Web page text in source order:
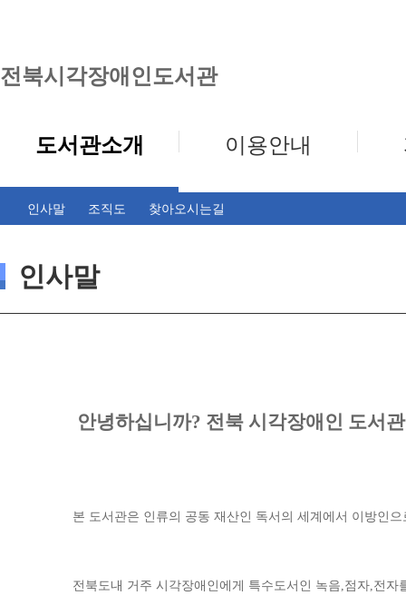
전북시각장애인도서관
도서관소개
인사말 조직도 찾아오시는길
이용안내
인사말
안녕하십니까? 전북 시각장애인 도서
본 도서관은 인류의 공동 재산인 독서의 세계에서 이방인
전북도내 거주 시각장애인에게 특수도서인 녹음,점자,전